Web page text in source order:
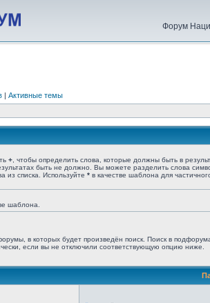
Форум
| Активные темы
+ , чтобы определить слова, которые должны быть в
быть не должно. Вы можете разделить слова
из списка. Используйте * в качестве шаблона для
шаблона.
в которых будет произведён поиск. Поиск в
если вы не отключили соответствующую опцию ниже.